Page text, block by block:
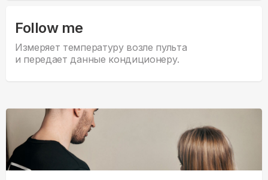
Follow me
Измеряет температуру возле пульта
и передает данные кондиционеру.